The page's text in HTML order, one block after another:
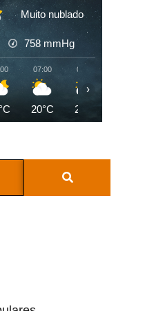
Muito nublado
758 mmHg
07:00
20°C
08:00
21°C
›